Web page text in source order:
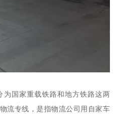
国家重载铁路和地方铁路这两
流专线，是指物流公司用自家车